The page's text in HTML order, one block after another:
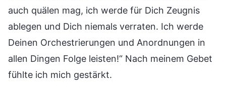
auch quälen mag, ich werde für Dich Zeugnis
ablegen und Dich niemals verraten. Ich werde
Deinen Orchestrierungen und Anordnungen in
allen Dingen Folge leisten!“ Nach meinem Gebet
fühlte ich mich gestärkt.